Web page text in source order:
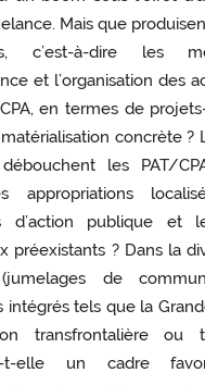
Mais que
c’est-à-dire les
et l’organisation des
en termes de
concrète ?
les PAT/
appropriations
d’action publique et
préexistants ? Dans la
de
intégrés tels que la
transfrontalière ou
t-elle un cadre